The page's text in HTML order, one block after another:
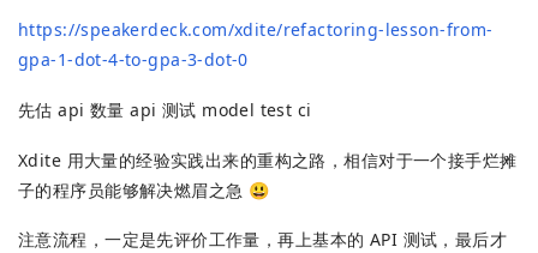
https://speakerdeck.com/xdite/refactoring-lesson-from-
gpa-1-dot-4-to-gpa-3-dot-0
先估 api 数量 api 测试 model test ci
Xdite 用大量的经验实践出来的重构之路，相信对于一个接手烂摊
子的程序员能够解决燃眉之急 😃
注意流程，一定是先评价工作量，再上基本的 API 测试，最后才